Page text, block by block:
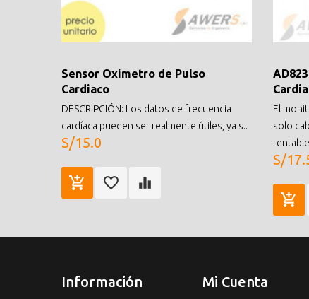
Sensor Oximetro de Pulso
Cardiaco
DESCRIPCIÓN: Los datos de frecuencia
cardíaca pueden ser realmente útiles, ya s..
S/15.0
El
solo
S/
Información Mi Cuenta